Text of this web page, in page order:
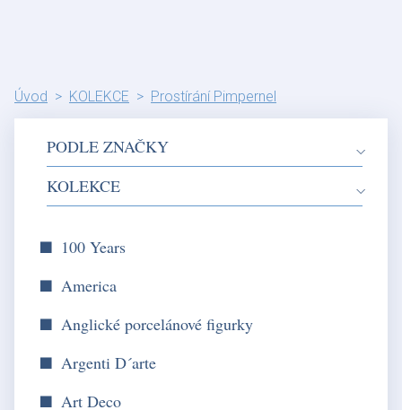
Úvod KOLEKCE Prostírání Pimpernel
PODLE ZNAČKY
KOLEKCE
100 Years
America
Anglické porcelánové figurky
Argenti D´arte
Art Deco